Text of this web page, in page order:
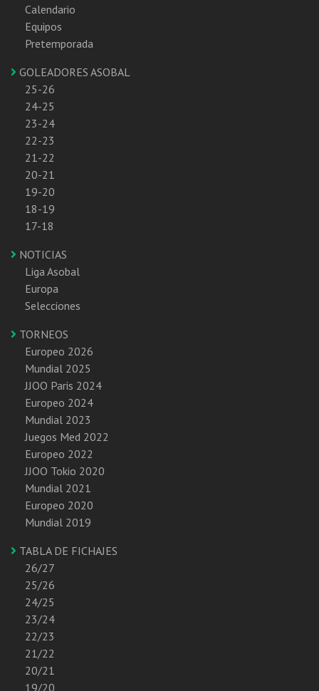
Calendario
Equipos
Pretemporada
GOLEADORES ASOBAL
25-26
24-25
23-24
22-23
21-22
20-21
19-20
18-19
17-18
NOTICIAS
Liga Asobal
Europa
Selecciones
TORNEOS
Europeo 2026
Mundial 2025
JJOO Paris 2024
Europeo 2024
Mundial 2023
Juegos Med 2022
Europeo 2022
JJOO Tokio 2020
Mundial 2021
Europeo 2020
Mundial 2019
TABLA DE FICHAJES
26/27
25/26
24/25
23/24
22/23
21/22
20/21
19/20